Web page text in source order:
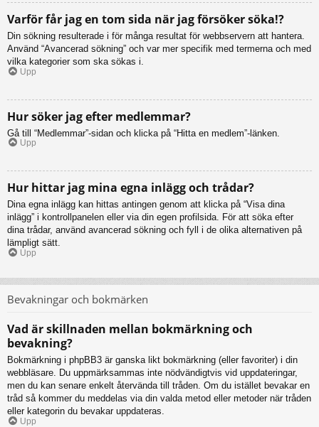
Varför får jag en tom sida när jag försöker söka!?
Din sökning resulterade i för många resultat för webbservern att hantera.
Använd “Avancerad sökning” och var mer specifik med termerna och med
vilka kategorier som ska sökas i.
Upp
Hur söker jag efter medlemmar?
Gå till “Medlemmar”-sidan och klicka på “Hitta en medlem”-länken.
Upp
Hur hittar jag mina egna inlägg och trådar?
Dina egna inlägg kan hittas antingen genom att klicka på “Visa dina
inlägg” i kontrollpanelen eller via din egen profilsida. För att söka efter
dina trådar, använd avancerad sökning och fyll i de olika alternativen på
lämpligt sätt.
Upp
Bevakningar och bokmärken
Vad är skillnaden mellan bokmärkning och
bevakning?
Bokmärkning i phpBB3 är ganska likt bokmärkning (eller favoriter) i din
webbläsare. Du uppmärksammas inte nödvändigtvis vid uppdateringar,
men du kan senare enkelt återvända till tråden. Om du istället bevakar en
tråd så kommer du meddelas via din valda metod eller metoder när tråden
eller kategorin du bevakar uppdateras.
Upp